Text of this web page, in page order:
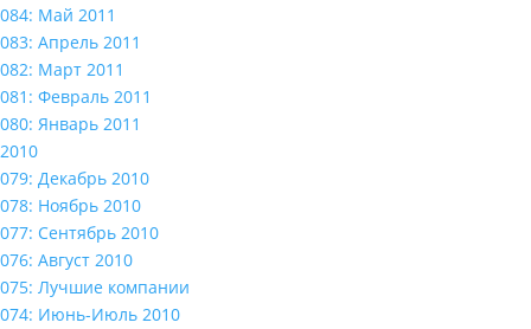
084: Май 2011
083: Апрель 2011
082: Март 2011
081: Февраль 2011
080: Январь 2011
2010
079: Декабрь 2010
078: Ноябрь 2010
077: Сентябрь 2010
076: Август 2010
075: Лучшие компании
074: Июнь-Июль 2010